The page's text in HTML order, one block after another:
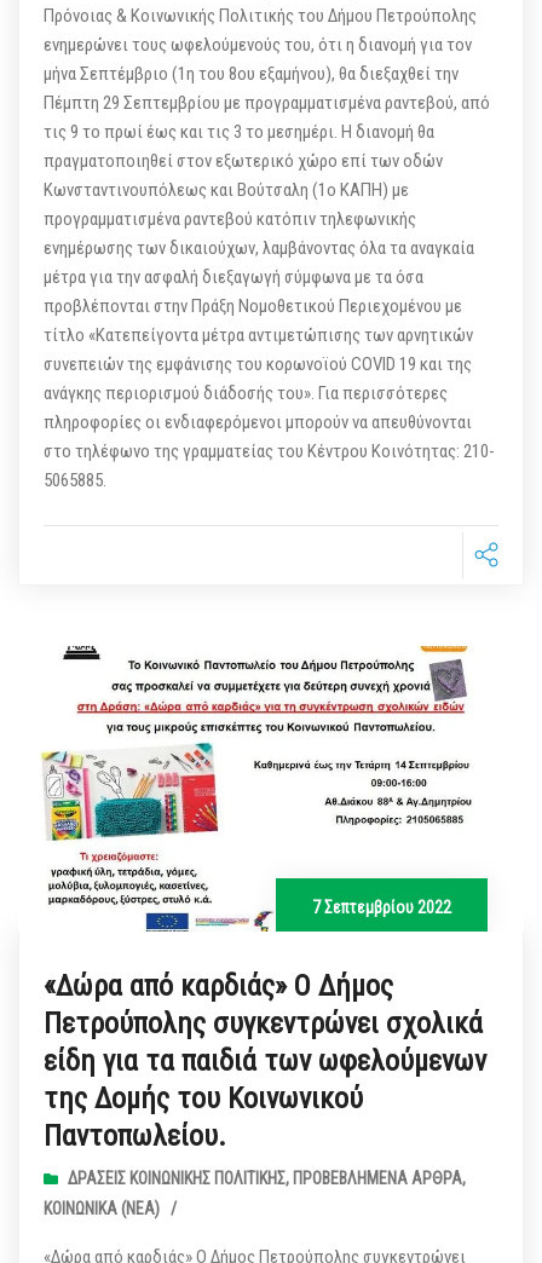
Πρόνοιας & Κοινωνικής Πολιτικής του Δήμου Πετρούπολης
ενημερώνει τους ωφελούμενούς του, ότι η διανομή για τον
μήνα Σεπτέμβριο (1η του 8ου εξαμήνου), θα διεξαχθεί την
Πέμπτη 29 Σεπτεμβρίου με προγραμματισμένα ραντεβού, από
τις 9 το πρωί έως και τις 3 το μεσημέρι. Η διανομή θα
πραγματοποιηθεί στον εξωτερικό χώρο επί των οδών
Κωνσταντινουπόλεως και Βούτσαλη (1ο ΚΑΠΗ) με
προγραμματισμένα ραντεβού κατόπιν τηλεφωνικής
ενημέρωσης των δικαιούχων, λαμβάνοντας όλα τα αναγκαία
μέτρα για την ασφαλή διεξαγωγή σύμφωνα με τα όσα
προβλέπονται στην Πράξη Νομοθετικού Περιεχομένου με
τίτλο «Κατεπείγοντα μέτρα αντιμετώπισης των αρνητικών
συνεπειών της εμφάνισης του κορωνοϊού COVID 19 και της
ανάγκης περιορισμού διάδοσής του». Για περισσότερες
πληροφορίες οι ενδιαφερόμενοι μπορούν να απευθύνονται
στο τηλέφωνο της γραμματείας του Κέντρου Κοινότητας: 210-
5065885.
7 Σεπτεμβρίου 2022
«Δώρα από καρδιάς» Ο Δήμος
Πετρούπολης συγκεντρώνει σχολικά
είδη για τα παιδιά των ωφελούμενων
της Δομής του Κοινωνικού
Παντοπωλείου.
ΔΡΆΣΕΙΣ ΚΟΙΝΩΝΙΚΉΣ ΠΟΛΙΤΙΚΉΣ, ΠΡΟΒΕΒΛΗΜΈΝΑ ΆΡΘΡΑ,
ΚΟΙΝΩΝΙΚΆ (ΝΕΑ) /
«Δώρα από καρδιάς» Ο Δήμος Πετρούπολης συγκεντρώνει